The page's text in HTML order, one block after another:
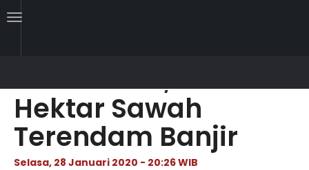
Jalan Penghubung 3
Desa Putus, 20
Hektar Sawah
Terendam Banjir
Selasa, 28 Januari 2020 - 20:26 WIB